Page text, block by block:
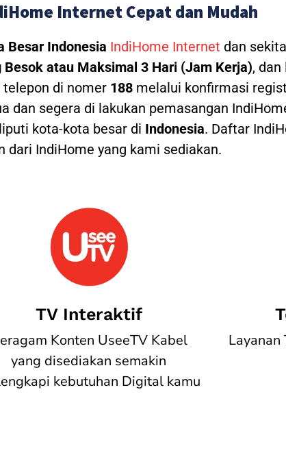
Internet Cepat dan Mudah
Besar Indonesia IndiHome Internet dan
Besok atau Maksimal 3 Hari (Jam Kerja),
di nomer 188 melalui konfirmasi
dan segera di lakukan pemasangan
kota-kota besar di Indonesia. Daftar
dari IndiHome yang kami sediakan.
TV Interaktif
Konten UseeTV Kabel
yang disediakan semakin
kebutuhan Digital kamu
Layanan